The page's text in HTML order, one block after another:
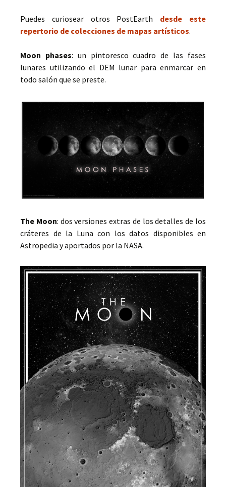
Puedes curiosear otros PostEarth desde este
repertorio de colecciones de mapas artísticos.
Moon phases: un pintoresco cuadro de las fases
lunares utilizando el DEM lunar para enmarcar en
todo salón que se preste.
The Moon: dos versiones extras de los detalles de los
cráteres de la Luna con los datos disponibles en
Astropedia y aportados por la NASA.